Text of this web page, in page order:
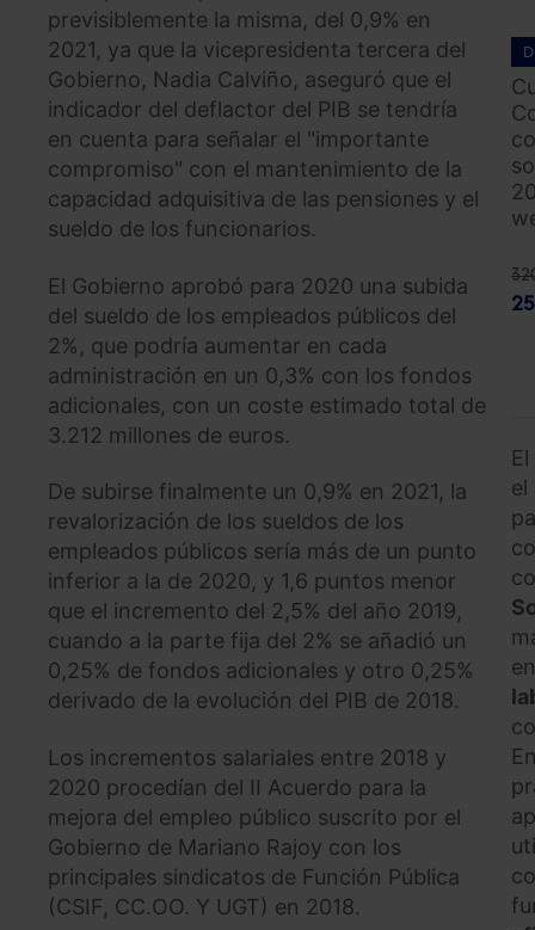
previsiblemente la misma, del 0,9% en
2021, ya que la vicepresidenta tercera del
Gobierno, Nadia Calviño, aseguró que el
indicador del deflactor del PIB se tendría
en cuenta para señalar el "importante
compromiso" con el mantenimiento de la
capacidad adquisitiva de las pensiones y el
sueldo de los funcionarios.
El Gobierno aprobó para 2020 una subida
del sueldo de los empleados públicos del
2%, que podría aumentar en cada
administración en un 0,3% con los fondos
adicionales, con un coste estimado total de
3.212 millones de euros.
De subirse finalmente un 0,9% en 2021, la
revalorización de los sueldos de los
empleados públicos sería más de un punto
inferior a la de 2020, y 1,6 puntos menor
que el incremento del 2,5% del año 2019,
cuando a la parte fija del 2% se añadió un
0,25% de fondos adicionales y otro 0,25%
derivado de la evolución del PIB de 2018.
Los incrementos salariales entre 2018 y
2020 procedían del II Acuerdo para la
mejora del empleo público suscrito por el
Gobierno de Mariano Rajoy con los
principales sindicatos de Función Pública
(CSIF, CC.OO. Y UGT) en 2018.
el